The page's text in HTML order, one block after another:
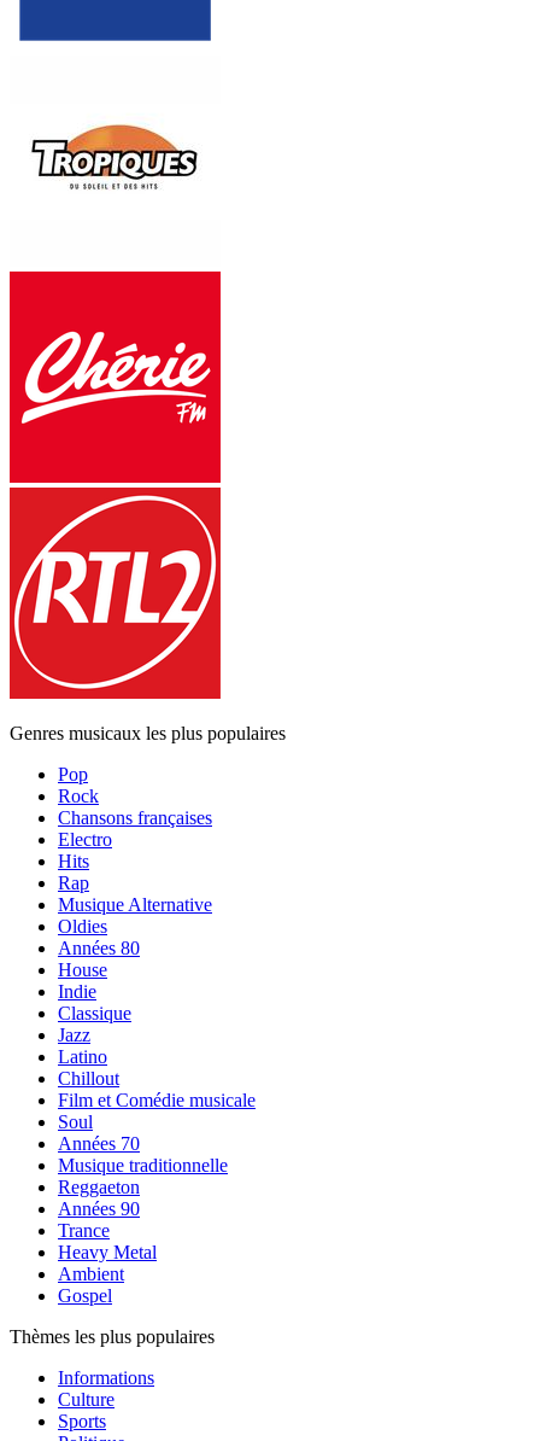
Genres musicaux les plus populaires
Pop
Rock
Chansons françaises
Electro
Hits
Rap
Musique Alternative
Oldies
Années 80
House
Indie
Classique
Jazz
Latino
Chillout
Film et Comédie musicale
Soul
Années 70
Musique traditionnelle
Reggaeton
Années 90
Trance
Heavy Metal
Ambient
Gospel
Thèmes les plus populaires
Informations
Culture
Sports